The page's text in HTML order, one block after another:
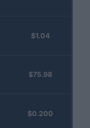
$1.04
$75.98
$0.200